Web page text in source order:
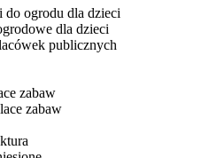
do ogrodu dla dzieci
dla dzieci
publicznych
zabaw
zabaw